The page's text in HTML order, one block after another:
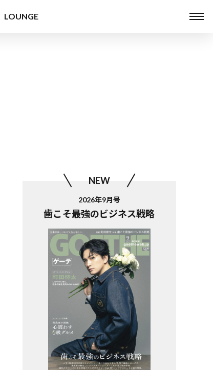
LOUNGE
NEW
2026年9月号
歯こそ最強のビジネス戦略